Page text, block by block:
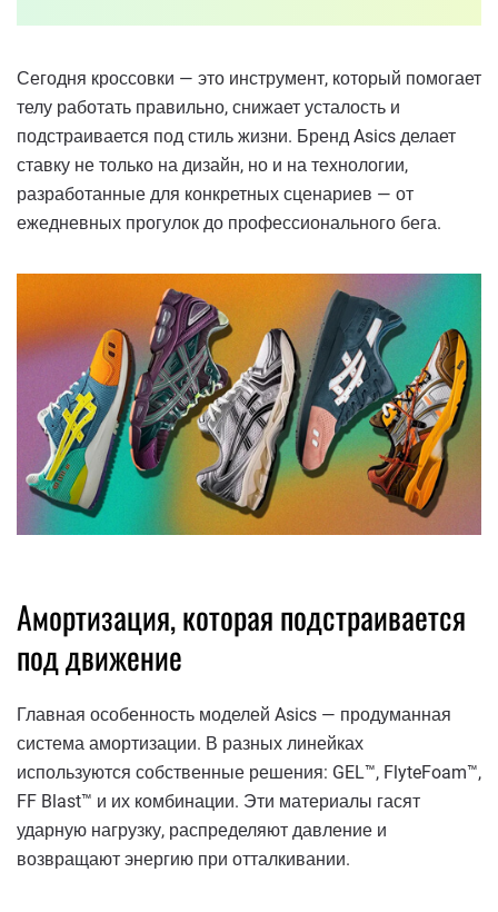
Сегодня кроссовки — это инструмент, который помогает
телу работать правильно, снижает усталость и
подстраивается под стиль жизни. Бренд Asics делает
ставку не только на дизайн, но и на технологии,
разработанные для конкретных сценариев — от
ежедневных прогулок до профессионального бега.
Амортизация, которая подстраивается
под движение
Главная особенность моделей Asics — продуманная
система амортизации. В разных линейках
используются собственные решения: GEL™, FlyteFoam™,
FF Blast™ и их комбинации. Эти материалы гасят
ударную нагрузку, распределяют давление и
возвращают энергию при отталкивании.